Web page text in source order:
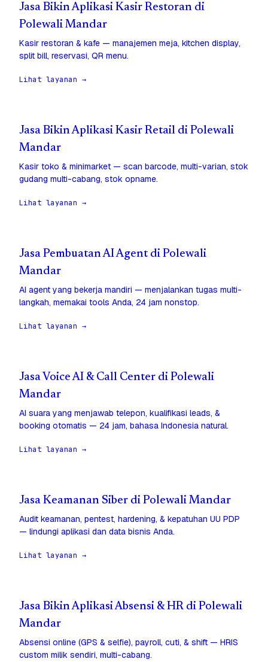
Jasa Bikin Aplikasi Kasir Restoran di
Polewali Mandar
Kasir restoran & kafe — manajemen meja, kitchen display,
split bill, reservasi, QR menu.
Lihat layanan →
Jasa Bikin Aplikasi Kasir Retail di Polewali
Mandar
Kasir toko & minimarket — scan barcode, multi-varian, stok
gudang multi-cabang, stok opname.
Lihat layanan →
Jasa Pembuatan AI Agent di Polewali
Mandar
AI agent yang bekerja mandiri — menjalankan tugas multi-
langkah, memakai tools Anda, 24 jam nonstop.
Lihat layanan →
Jasa Voice AI & Call Center di Polewali
Mandar
AI suara yang menjawab telepon, kualifikasi leads, &
booking otomatis — 24 jam, bahasa Indonesia natural.
Lihat layanan →
Jasa Keamanan Siber di Polewali Mandar
Audit keamanan, pentest, hardening, & kepatuhan UU PDP
— lindungi aplikasi dan data bisnis Anda.
Lihat layanan →
Jasa Bikin Aplikasi Absensi & HR di Polewali
Mandar
Absensi online (GPS & selfie), payroll, cuti, & shift — HRIS
custom milik sendiri, multi-cabang.